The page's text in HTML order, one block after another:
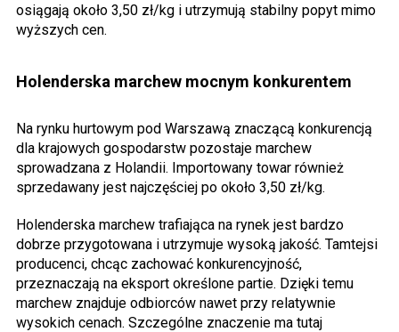
osiągają około 3,50 zł/kg i utrzymują stabilny popyt mimo
wyższych cen.
Holenderska marchew mocnym konkurentem
Na rynku hurtowym pod Warszawą znaczącą konkurencją
dla krajowych gospodarstw pozostaje marchew
sprowadzana z Holandii. Importowany towar również
sprzedawany jest najczęściej po około 3,50 zł/kg.
Holenderska marchew trafiająca na rynek jest bardzo
dobrze przygotowana i utrzymuje wysoką jakość. Tamtejsi
producenci, chcąc zachować konkurencyjność,
przeznaczają na eksport określone partie. Dzięki temu
marchew znajduje odbiorców nawet przy relatywnie
wysokich cenach. Szczególne znaczenie ma tutaj